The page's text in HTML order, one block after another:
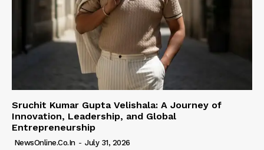
Sruchit Kumar Gupta Velishala: A Journey of
Innovation, Leadership, and Global
Entrepreneurship
NewsOnline.co.in - July 31, 2026